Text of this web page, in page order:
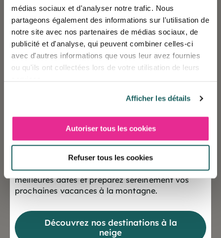
médias sociaux et d'analyser notre trafic. Nous
partageons également des informations sur l'utilisation de
notre site avec nos partenaires de médias sociaux, de
publicité et d'analyse, qui peuvent combiner celles-ci
avec d'autres informations que vous leur avez fournies
ou qu'ils ont collectées lors de votre utilisation de leurs
Afficher les détails
Autoriser tous les cookies
Refuser tous les cookies
pour la saison Hiver 2027
Offrez-vous dès maintenant le choix des
meilleures dates et préparez sereinement vos
prochaines vacances à la montagne.
Découvrez nos destinations à la
neige
Ce qu'on peut lui souhaiter
?
Esteban garde les pieds sur terre, il tient avant tout à
réussir sa première année de Master. Sans oublier
son objectif de progresser sportivement, avec
l’objectif d’intégrer le top 20 en Division 1.
Chez Cévéo, nous sommes fiers de soutenir de
jeunes talents comme Esteban, qui incarnent les
valeurs du sport et du dépassement de soi. Nous
rêves, avec la même exigence et la même passion.
Retrouvez l’interview en vidéo sur